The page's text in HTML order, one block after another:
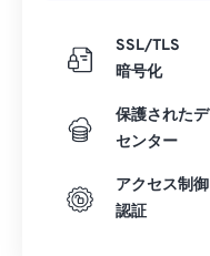
SSL/TLS
暗号化
保護された
センター
アクセス制
認証